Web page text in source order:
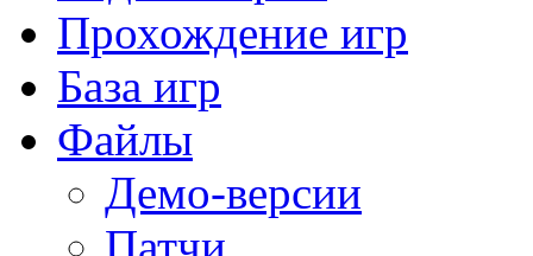
Прохождение игр
База игр
Файлы
Демо-версии